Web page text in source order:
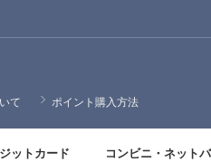
て ポイント購入方法
ットカード コンビニ・ネット